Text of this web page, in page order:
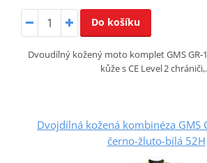
Do košíku
Dvoudílný kožený moto komplet GMS
kůže s CE Level 2
Dvojdílná kožená kombinéza GMS
černo-žluto-bílá 52H